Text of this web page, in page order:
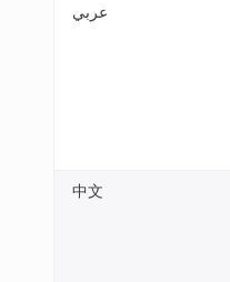
عربي
中文